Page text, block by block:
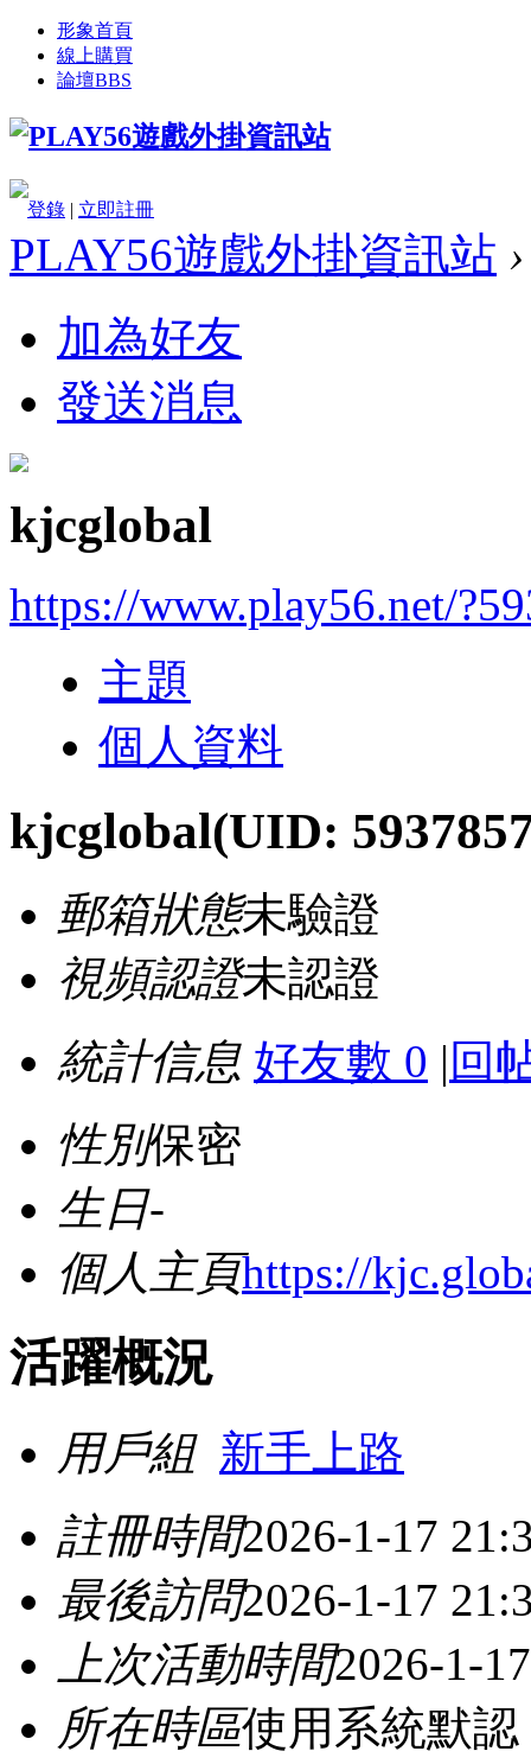
形象首頁
線上購買
論壇BBS
登錄 | 立即註冊
PLAY56遊戲外掛資訊站 ›
加為好友
發送消息
kjcglobal
https://www.play56.net/
主題
個人資料
kjcglobal(UID:
郵箱狀態未驗證
視頻認證未認證
統計信息 好友數 0 | 回
性別保密
生日-
個人主頁https://
活躍概況
用戶組 新手上路
註冊時間2026-1-17
最後訪問2026-1-17
上次活動時間2026-1-
所在時區使用系統默認